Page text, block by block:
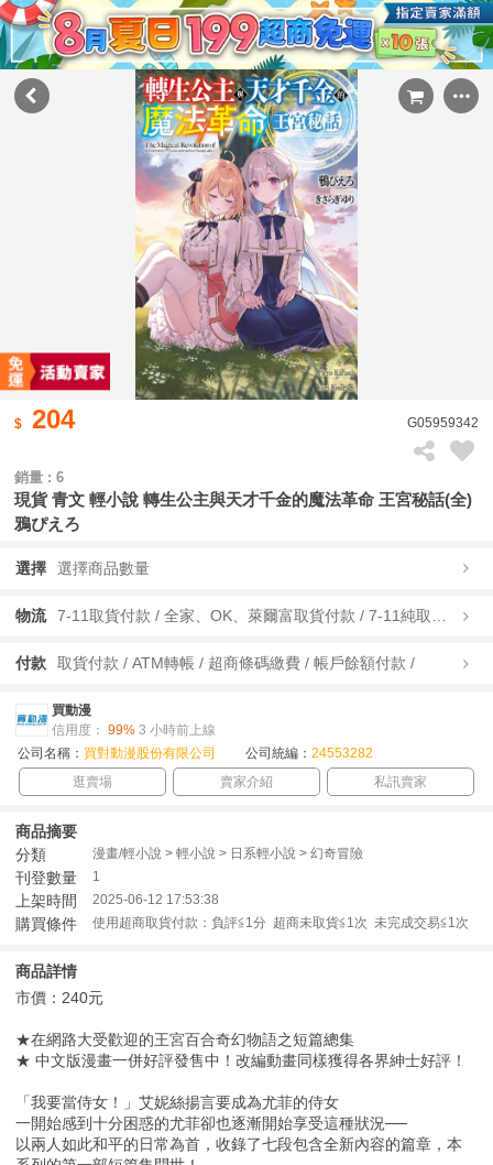
204 G05959342
銷量 : 6
現貨 青文 輕小說 轉生公主與天才千金的魔法革命 王宮秘話(全)
鴉ぴえろ
選擇 選擇商品數量
物流
付款 取貨付款 / ATM轉帳 / 超商條碼繳費 / 帳戶餘額付款 /
買動漫
信用度： 99% 3 小時前上線
公司名稱： 買對動漫股份有限公司 公司統編： 24553282
逛賣場
賣家介紹 私訊賣家
商品摘要
分類
漫畫/輕小說 > 輕小說 > 日系輕小說 > 幻奇冒險
刊登數量 1
上架時間 2025-06-12 17:53:38
購買條件 使用超商取貨付款：負評≦1分 超商未取貨≦1次 未完成交易≦1次
商品詳情
市價：240元
★在網路大受歡迎的王宮百合奇幻物語之短篇總集
★ 中文版漫畫一併好評發售中！改編動畫同樣獲得各界紳士好評！
「我要當侍女！」艾妮絲揚言要成為尤菲的侍女
一開始感到十分困惑的尤菲卻也逐漸開始享受這種狀況──
以兩人如此和平的日常為首，收錄了七段包含全新內容的篇章，本